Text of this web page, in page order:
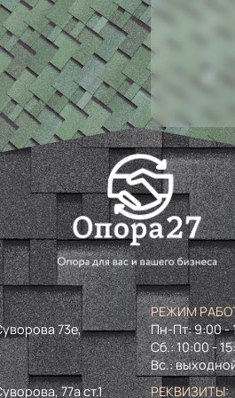
73е,
77а ст.1
РЕЖИМ
Пн-Пт: 9:00 -
Сб.: 10:00 -
Вс.:
РЕКВИЗИТЫ: